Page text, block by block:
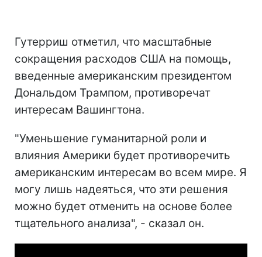
Гутерриш отметил, что масштабные
сокращения расходов США на помощь,
введенные американским президентом
Дональдом Трампом, противоречат
интересам Вашингтона.
"Уменьшение гуманитарной роли и
влияния Америки будет противоречить
американским интересам во всем мире. Я
могу лишь надеяться, что эти решения
можно будет отменить на основе более
тщательного анализа", - сказал он.